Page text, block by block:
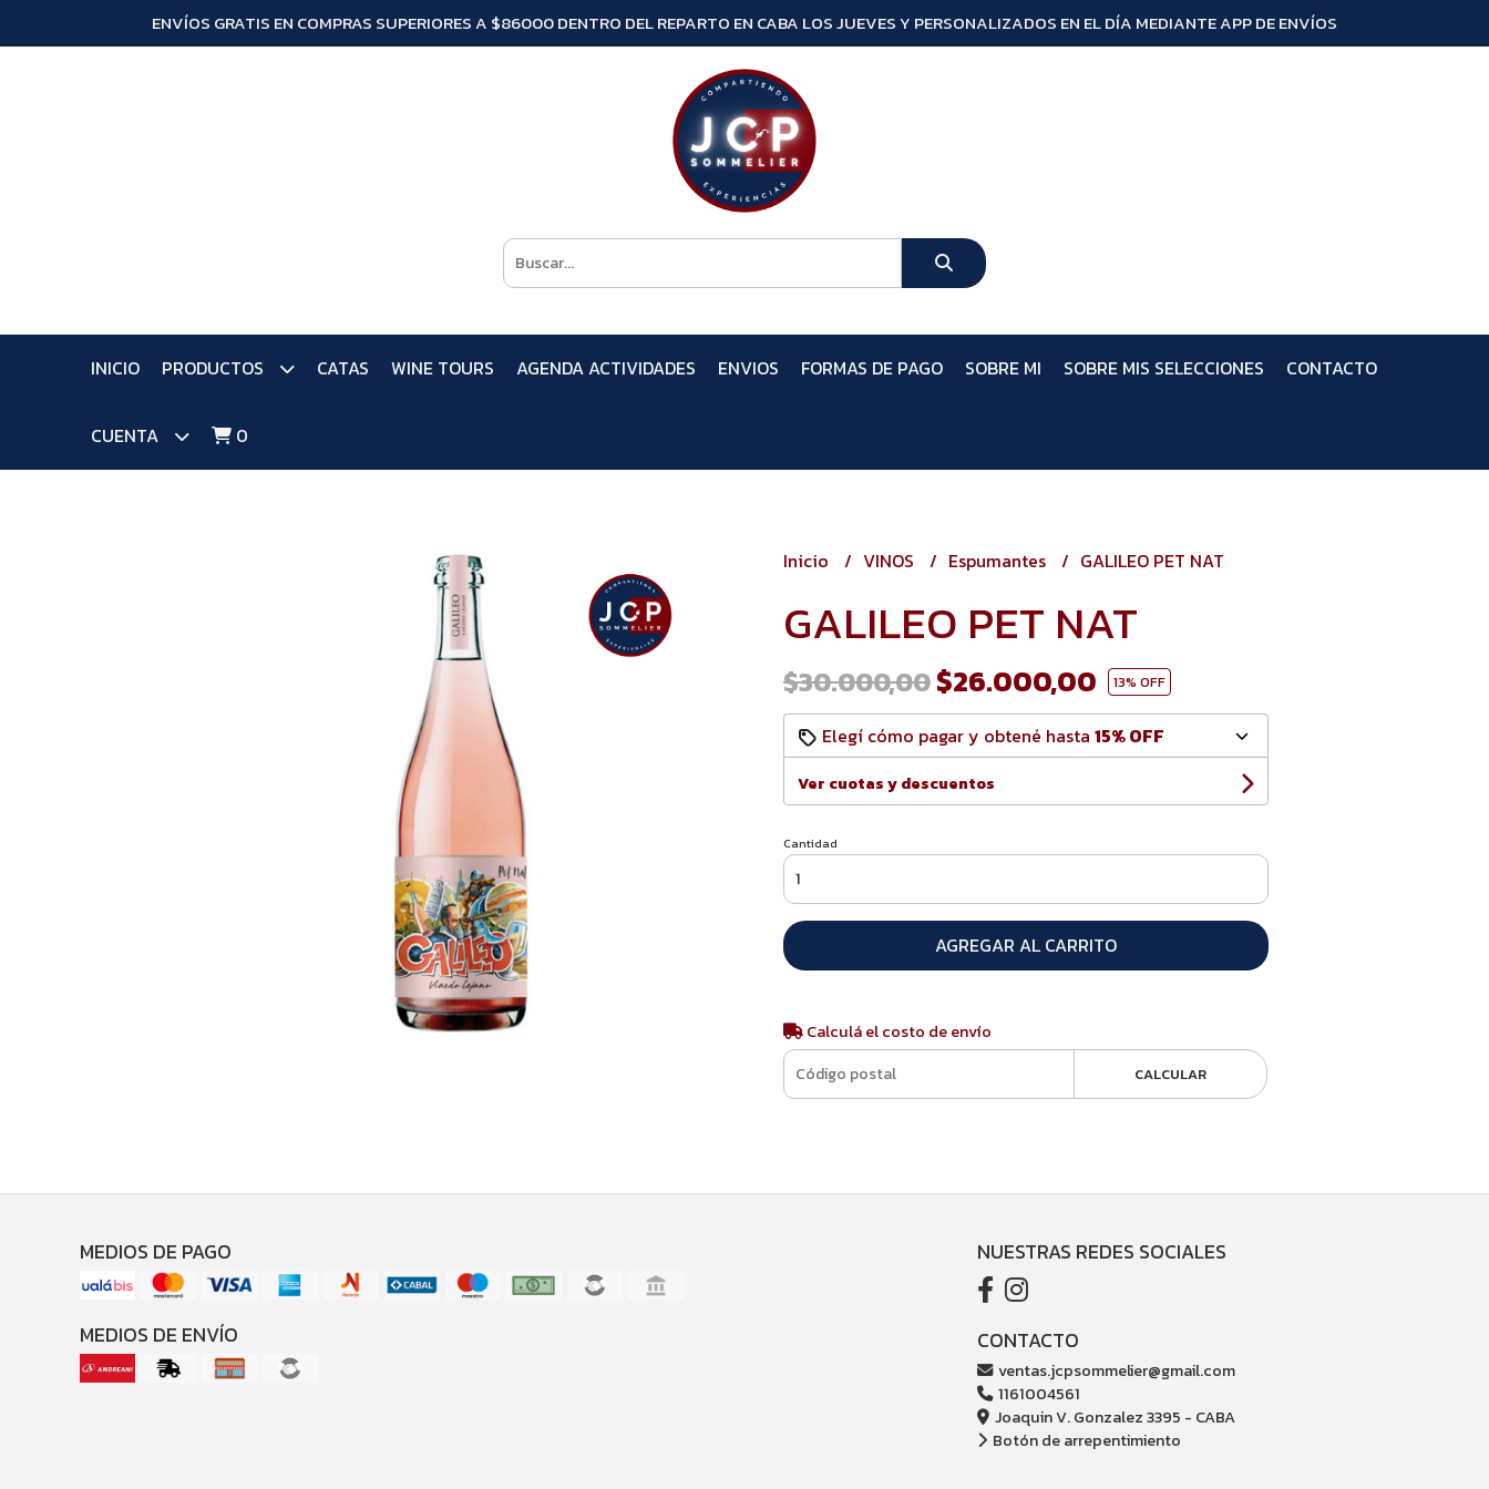
ENVÍOS GRATIS EN COMPRAS SUPERIORES A $86000 DENTRO DEL REPARTO EN CABA LOS JUEVES Y PERSONALIZADOS EN EL DÍA MEDIANTE APP DE ENVÍOS
INICIO PRODUCTOS CATAS WINE TOURS AGENDA ACTIVIDADES ENVIOS FORMAS DE PAGO SOBRE MI SOBRE MIS SELECCIONES CONTACTO
CUENTA 0
Inicio VINOS Espumantes GALILEO PET NAT
GALILEO PET NAT
$30.000,00$26.000,00 13% OFF
Elegí cómo pagar y obtené hasta 15% OFF
Ver cuotas y descuentos
Cantidad
AGREGAR AL CARRITO
Calculá el costo de envío
CALCULAR
MEDIOS DE PAGO
MEDIOS DE ENVÍO
NUESTRAS REDES SOCIALES
CONTACTO
ventas.jcpsommelier@gmail.com
1161004561
Joaquin V. Gonzalez 3395 - CABA
Botón de arrepentimiento